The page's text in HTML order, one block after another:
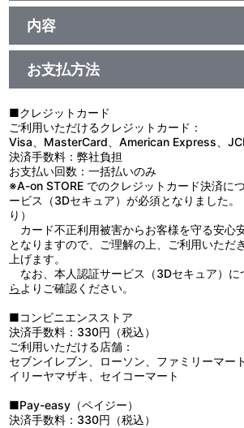
品番：TU-13015
ジャンル：クッション
素材：ポリエステル
サイズ：約 H43cm×W32cm×D12cm以内
生産国：日本
内容
【使用上の注意】
●本来の用途以外で使用しないでください。
●クッション本体を投げたり、踏みつけたり
●高温多湿、直射日光および紫外線が長期間
保管は変色や劣化のおそれがありますのでお
●火気や熱源に近づけないでください。
●とがったもので傷つけないでください。
●使用状況や保管状態により、中身が劣化す
●洗濯はできません。汚れた場合は水または
せた布などで軽くたたき、直ちに汚れを拭き
お支払方法
■クレジットカード
ご利用いただけるクレジットカード：
Visa、MasterCard、American Express、
決済手数料：弊社負担
お支払い回数：一括払いのみ
※A-on STORE でのクレジットカード決済に
ービス（3Dセキュア）が必須となりました
り）
カード不正利用被害からお客様を守る安心
となりますので、ご理解の上、ご利用いただ
上げます。
なお、本人認証サービス（3Dセキュア）に
ら よりご確認ください。
■コンビニエンスストア
決済手数料：330円（税込）
ご利用いただける店舗：
セブンイレブン、ローソン、ファミリーマー
イリーヤマザキ、セイコーマート
■Pay-easy（ペイジー）
決済手数料：330円（税込）